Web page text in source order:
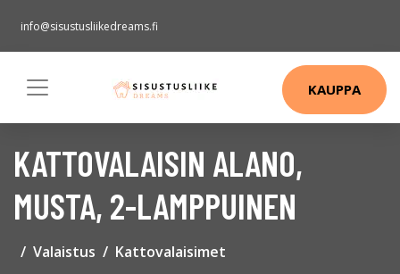
info@sisustusliikedreams.fi
KAUPPA
KATTOVALAISIN ALANO,
MUSTA, 2-LAMPPUINEN
Valaistus Kattovalaisimet